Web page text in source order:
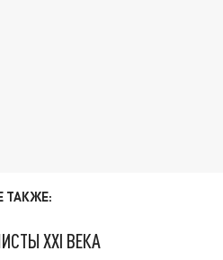
ТАКЖЕ:
XXI ВЕКА